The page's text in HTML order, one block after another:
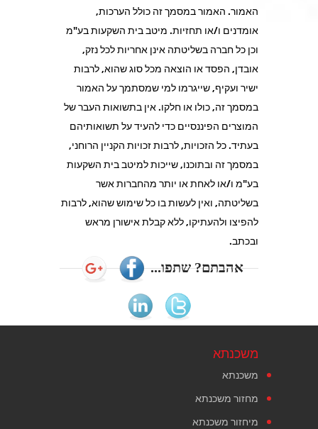
האמור. האמור במסמך זה כולל הערכות,
אומדנים ו/או תחזיות. מיטב בית השקעות בע"מ
וכן כל חברה בשליטתה אינן אחריות לכל נזק,
אובדן, הפסד או הוצאה מכל סוג שהוא, לרבות
ישיר ועקיף, שייגרמו למי שמסתמך על האמור
במסמך זה, כולו או חלקו. אין בתשואות העבר של
המוצרים הפיננסיים כדי להעיד על תשואותיהם
בעתיד. כל הזכויות, לרבות זכויות הקניין הרוחני,
במסמך זה ובתוכנו, שייכות למיטב בית השקעות
בע"מ ו/או לאחת או יותר מהחברות אשר
בשליטתה, ואין לעשות בו כל שימוש שהוא, לרבות
להפיצו ולהעתיקו, ללא קבלת אישורן מראש
ובכתב.
אהבתם? שתפו...
משכנתא
משכנתא
מחזור משכנתא
מיחזור משכנתא